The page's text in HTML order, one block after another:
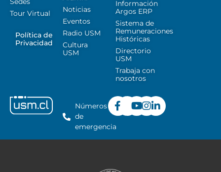
Tour Virtual
Política de
Privacidad
Noticias
Eventos
Radio USM
Cultura
USM
Información
Argos ERP
Sistema de
Remuneraciones
Históricas
Directorio
USM
Trabaja con
nosotros
Números
de
emergencia